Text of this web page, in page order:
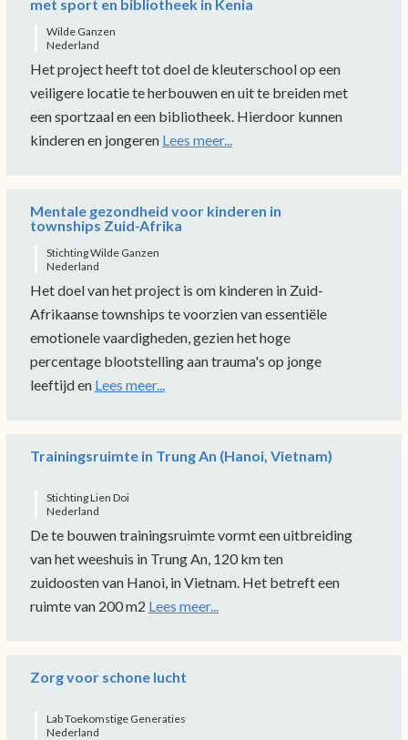
met sport en bibliotheek in Kenia
Wilde Ganzen
Nederland
Het project heeft tot doel de kleuterschool op een
veiligere locatie te herbouwen en uit te breiden met
een sportzaal en een bibliotheek. Hierdoor kunnen
kinderen en jongeren Lees meer...
Mentale gezondheid voor kinderen in
townships Zuid-Afrika
Stichting Wilde Ganzen
Nederland
Het doel van het project is om kinderen in Zuid-
Afrikaanse townships te voorzien van essentiële
emotionele vaardigheden, gezien het hoge
percentage blootstelling aan trauma's op jonge
leeftijd en Lees meer...
Trainingsruimte in Trung An (Hanoi, Vietnam)
Stichting Lien Doi
Nederland
De te bouwen trainingsruimte vormt een uitbreiding
van het weeshuis in Trung An, 120 km ten
zuidoosten van Hanoi, in Vietnam. Het betreft een
ruimte van 200 m2 Lees meer...
Zorg voor schone lucht
Lab Toekomstige Generaties
Nederland